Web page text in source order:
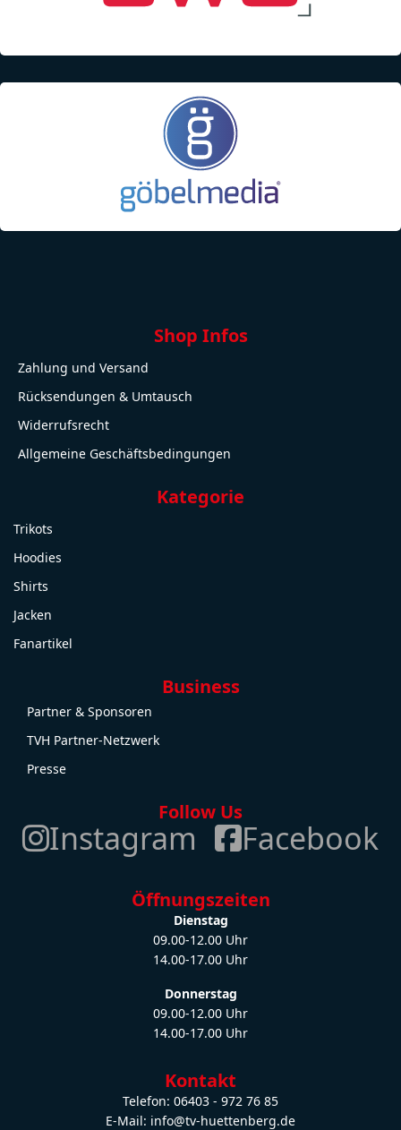
Shop Infos
Zahlung und Versand
Rücksendungen & Umtausch
Widerrufsrecht
Allgemeine Geschäftsbedingungen
Kategorie
Trikots
Hoodies
Shirts
Jacken
Fanartikel
Business
Partner & Sponsoren
TVH Partner-Netzwerk
Presse
Follow Us
Instagram Facebook
Öffnungszeiten
Dienstag
09.00-12.00 Uhr
14.00-17.00 Uhr
Donnerstag
09.00-12.00 Uhr
14.00-17.00 Uhr
Kontakt
Telefon: 06403 - 972 76 85
E-Mail: info@tv-huettenberg.de